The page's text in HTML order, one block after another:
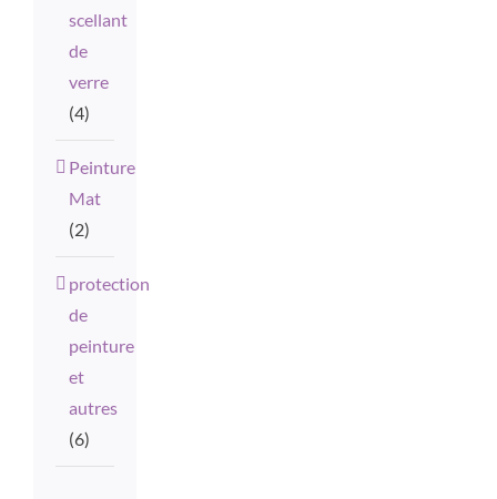
scellant
de
verre
(4)
Peinture
Mat
(2)
protection
de
peinture
et
autres
(6)